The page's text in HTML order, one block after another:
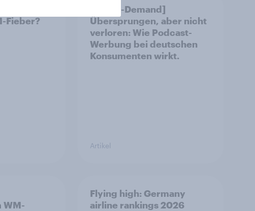
Fieber?​
[DE On-Demand]
Übersprungen, aber nicht
verloren: Wie Podcast-
Werbung bei deutschen
Konsumenten wirkt.
Artikel
WM-
Flying high: Germany
airline rankings 2026